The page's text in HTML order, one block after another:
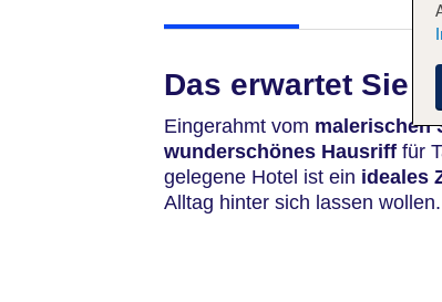
Das erwartet Sie
Eingerahmt vom malerischen
wunderschönes Hausriff für
gelegene Hotel ist ein ideales
Alltag hinter sich lassen wollen.